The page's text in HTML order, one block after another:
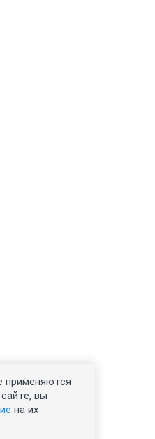
применяются
вы
на их